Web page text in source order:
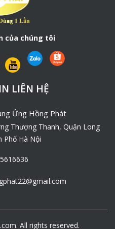
của chúng tôi
LIÊN HỆ
Ứng Hồng Phát
Thượng Thanh, Quận Long
Phố Hà Nội
All rights reserved.